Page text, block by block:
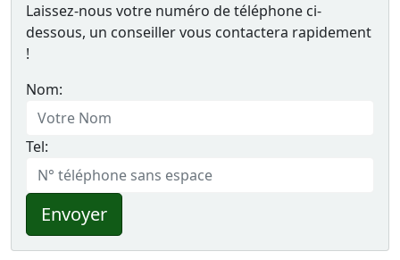
Laissez-nous votre numéro de téléphone ci-
dessous, un conseiller vous contactera rapidement
!
Nom:
Tel:
Envoyer